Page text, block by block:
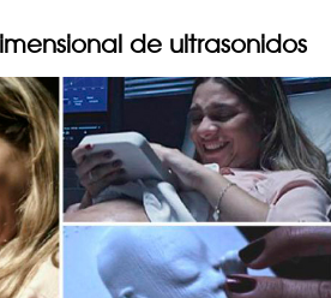
de ultrasonidos